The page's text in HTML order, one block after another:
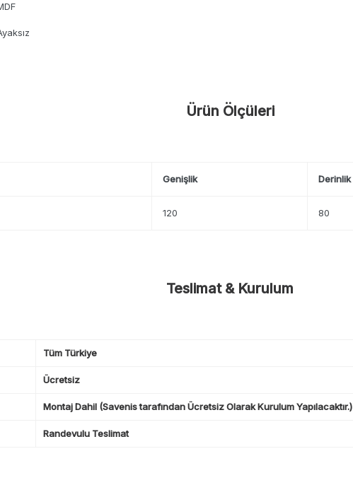
Ürün Ölçüleri
Genişlik Derinlik
120 80
Teslimat & Kurulum
Tüm Türkiye
Ücretsiz
Montaj Dahil (Savenis tarafından Ücretsiz Olarak Kurulum Yapılacaktır.)
Randevulu Teslimat